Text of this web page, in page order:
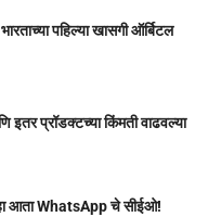
पहिल्या खासगी ऑर्बिटल
प्रॉडक्टच्या किंमती वाढवल्या
आता WhatsApp चे सीईओ!